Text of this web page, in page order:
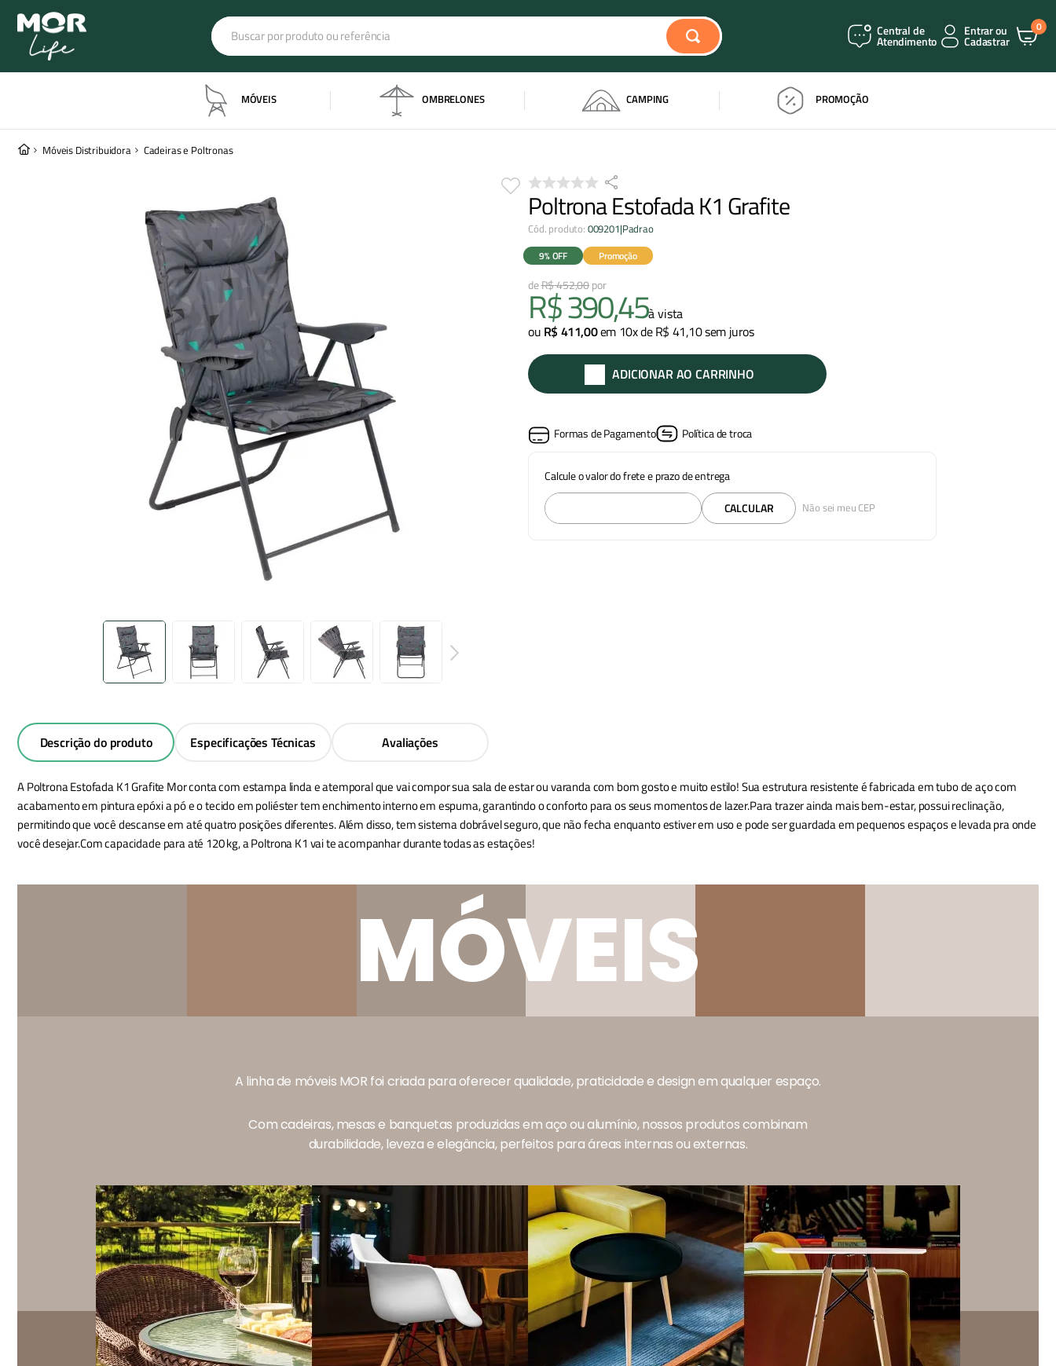
Buscar por produto ou referência Central de
Atendimento
Entrar ou
Cadastrar
0
MÓVEIS OMBRELONES CAMPING PROMOÇÃO
Móveis Distribuidora Cadeiras e Poltronas
Poltrona Estofada K1 Grafite
Cód. produto: 009201|Padrao
Promoção
9%OFF
R$452,00
R$390,45à vista
ou R$ 411,00em 10x deR$ 41,10sem juros
ADICIONAR AO CARRINHO
Formas de Pagamento Política de troca
Calcule o valor do frete e prazo de entrega
Não sei meu CEP
CALCULAR
Descrição do produto Especificações Técnicas Avaliações
A Poltrona Estofada K1 Grafite Mor conta com estampa linda e atemporal que vai compor sua sala de estar ou varanda com bom gosto e muito estilo! Sua estrutura resistente é fabricada em tubo de aço com
acabamento em pintura epóxi a pó e o tecido em poliéster tem enchimento interno em espuma, garantindo o conforto para os seus momentos de lazer.Para trazer ainda mais bem-estar, possui reclinação,
permitindo que você descanse em até quatro posições diferentes. Além disso, tem sistema dobrável seguro, que não fecha enquanto estiver em uso e pode ser guardada em pequenos espaços e levada pra onde
você desejar.Com capacidade para até 120 kg, a Poltrona K1 vai te acompanhar durante todas as estações!
MÓVEIS
A linha de móveis MOR foi criada para oferecer qualidade, praticidade e design em qualquer espaço.
Com cadeiras, mesas e banquetas produzidas em aço ou alumínio, nossos produtos combinam
durabilidade, leveza e elegância, perfeitos para áreas internas ou externas.
Termos mais buscados
º banqueta industrial
2º barraca iglu
5º poltrona estofada
6º colchonete
ombrelone
colchão inflável
9º lanterna
10º 4 pessoas